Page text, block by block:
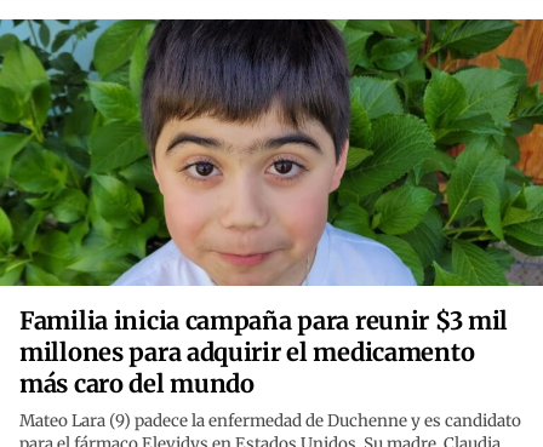
Familia inicia campaña para reunir $3 mil
millones para adquirir el medicamento
más caro del mundo
Mateo Lara (9) padece la enfermedad de Duchenne y es candidato